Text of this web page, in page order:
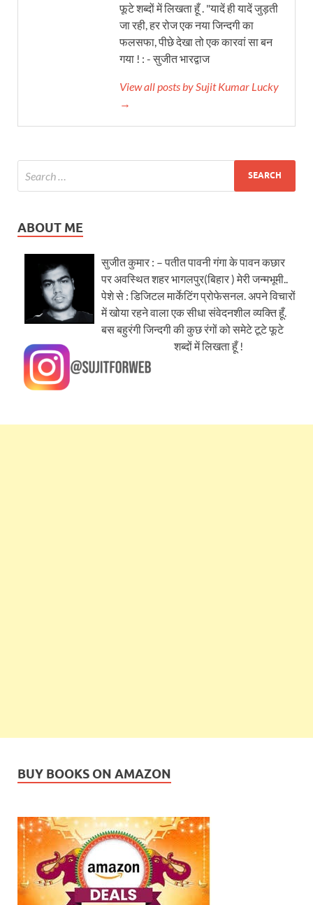
फूटे शब्दों में लिखता हूँ . "यादें ही यादें जुड़ती
जा रही, हर रोज एक नया जिन्दगी का
फलसफा, पीछे देखा तो एक कारवां सा बन
गया ! : - सुजीत भारद्वाज
View all posts by Sujit Kumar Lucky
→
ABOUT ME
सुजीत कुमार : – पतीत पावनी गंगा के पावन कछार
पर अवस्थित शहर भागलपुर(बिहार ) मेरी जन्मभूमी..
पेशे से : डिजिटल मार्केटिंग प्रोफेसनल. अपने विचारों
में खोया रहने वाला एक सीधा संवेदनशील व्यक्ति हूँ.
बस बहुरंगी जिन्दगी की कुछ रंगों को समेटे टूटे फूटे
शब्दों में लिखता हूँ !
BUY BOOKS ON AMAZON